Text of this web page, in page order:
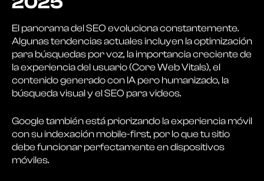
El panorama del SEO evoluciona constantemente.
Algunas tendencias actuales incluyen la optimización
para búsquedas por voz, la importancia creciente de
la experiencia del usuario (Core Web Vitals), el
contenido generado con IA pero humanizado, la
búsqueda visual y el SEO para videos.
Google también está priorizando la experiencia móvil
con su indexación mobile-first, por lo que tu sitio
debe funcionar perfectamente en dispositivos
móviles.